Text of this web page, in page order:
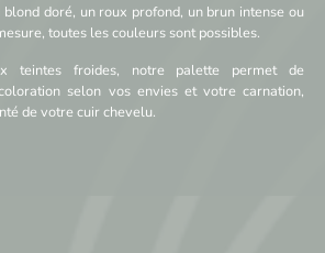
doré, un roux profond, un brun intense ou
toutes les couleurs sont possibles.
teintes froides, notre palette permet de
selon vos envies et votre carnation,
de votre cuir chevelu.